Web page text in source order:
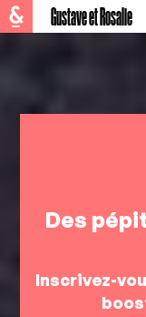
Gustave et Rosalie
Des
Inscrivez-